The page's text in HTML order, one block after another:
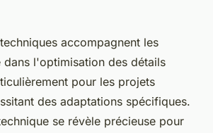
accompagnent les
l'optimisation des détails
pour les projets
des adaptations spécifiques.
se révèle précieuse pour